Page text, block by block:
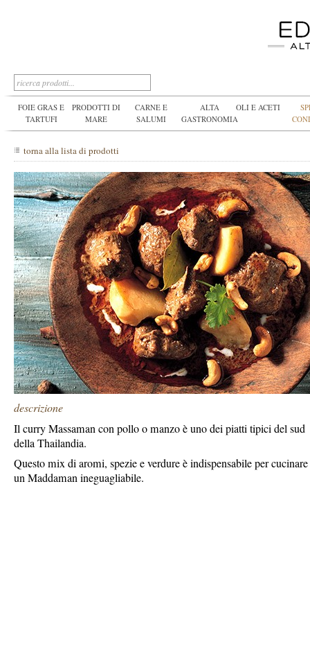
FOIE GRAS E
TARTUFI
PRODOTTI DI
MARE
CARNE E
SALUMI
ALTA
GASTRONOMIA
OLI E ACETI
torna alla lista di prodotti
descrizione
Il curry Massaman con pollo o manzo è uno dei piatti tipici del sud
della Thailandia.
Questo mix di aromi, spezie e verdure è indispensabile per cucinare
un Maddaman ineguagliabile.